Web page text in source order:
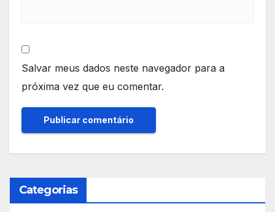
Salvar meus dados neste navegador para a
próxima vez que eu comentar.
Categorias